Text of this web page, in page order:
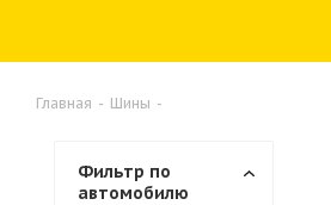
Главная - Шины -
Фильтр по
автомобилю